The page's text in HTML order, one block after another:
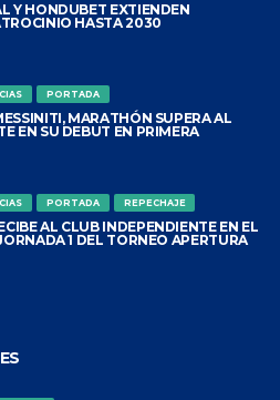
Y HONDUBET EXTIENDEN
HASTA 2030
PORTADA
MARATHÓN SUPERA AL
EN SU DEBUT EN PRIMERA
PORTADA REPECHAJE
AL CLUB INDEPENDIENTE EN EL
1 DEL TORNEO APERTURA